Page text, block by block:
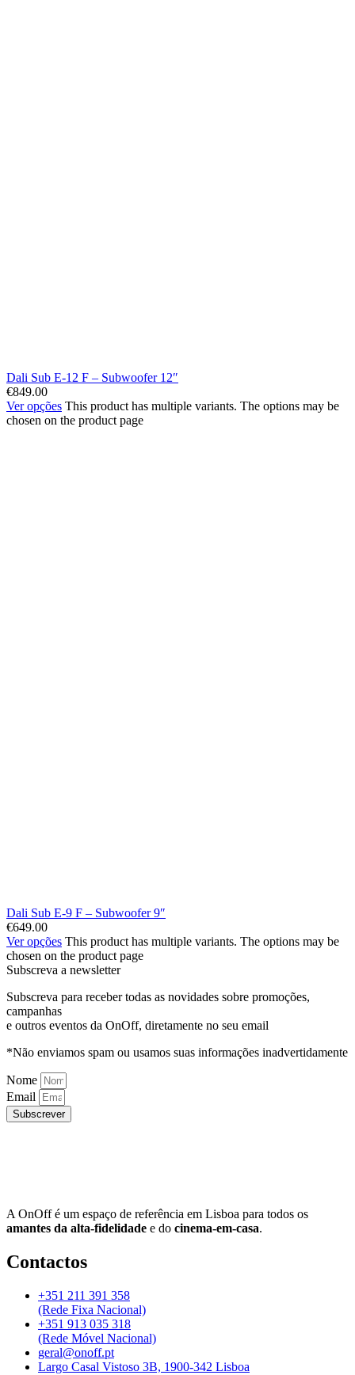
Dali Sub E-12 F – Subwoofer 12″
€849.00
Ver opções This product has multiple variants. The options may be
chosen on the product page
Dali Sub E-9 F – Subwoofer 9″
€649.00
Ver opções This product has multiple variants. The options may be
chosen on the product page
Subscreva a newsletter
Subscreva para receber todas as novidades sobre promoções,
campanhas
e outros eventos da OnOff, diretamente no seu email
*Não enviamos spam ou usamos suas informações inadvertidamente
Nome
Email
Subscrever
A OnOff é um espaço de referência em Lisboa para todos os
amantes da alta-fidelidade e do cinema-em-casa.
Contactos
+351 211 391 358
(Rede Fixa Nacional)
+351 913 035 318
(Rede Móvel Nacional)
geral@onoff.pt
Largo Casal Vistoso 3B, 1900-342 Lisboa